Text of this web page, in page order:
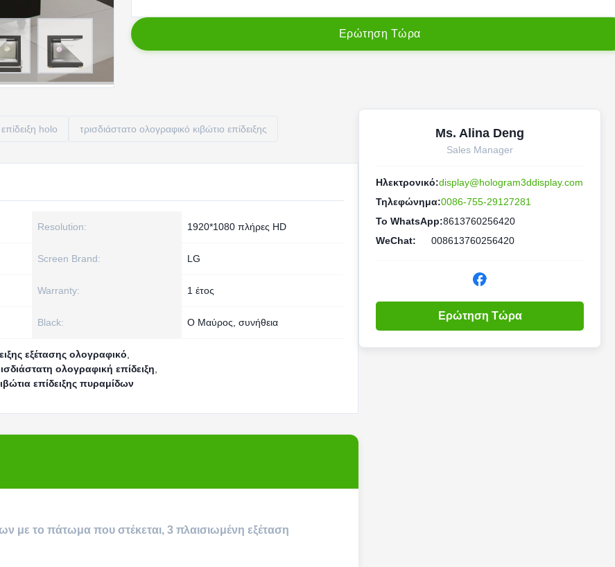
Ερώτηση Τώρα
holo τρισδιάστατο ολογραφικό κιβώτιο επίδειξης
Resolution: 1920*1080 πλήρες HD
Screen Brand: LG
Warranty: 1 έτος
Black: Ο Μαύρος, συνήθεια
εξέτασης ολογραφικό
ολογραφική επίδειξη
επίδειξης πυραμίδων
με το πάτωμα που στέκεται, 3 πλαισιωμένη εξέταση
Ms. Alina Deng
Sales Manager
Ηλεκτρονικό:display@hologram3ddisplay.com
Τηλεφώνημα:0086-755-29127281
Το WhatsApp:8613760256420
WeChat:
008613760256420
Ερώτηση Τώρα